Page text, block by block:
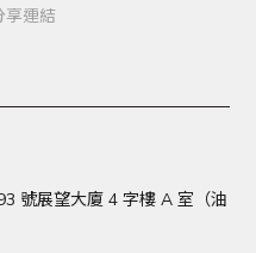
享連結
號展望大廈 4 字樓 A 室（油